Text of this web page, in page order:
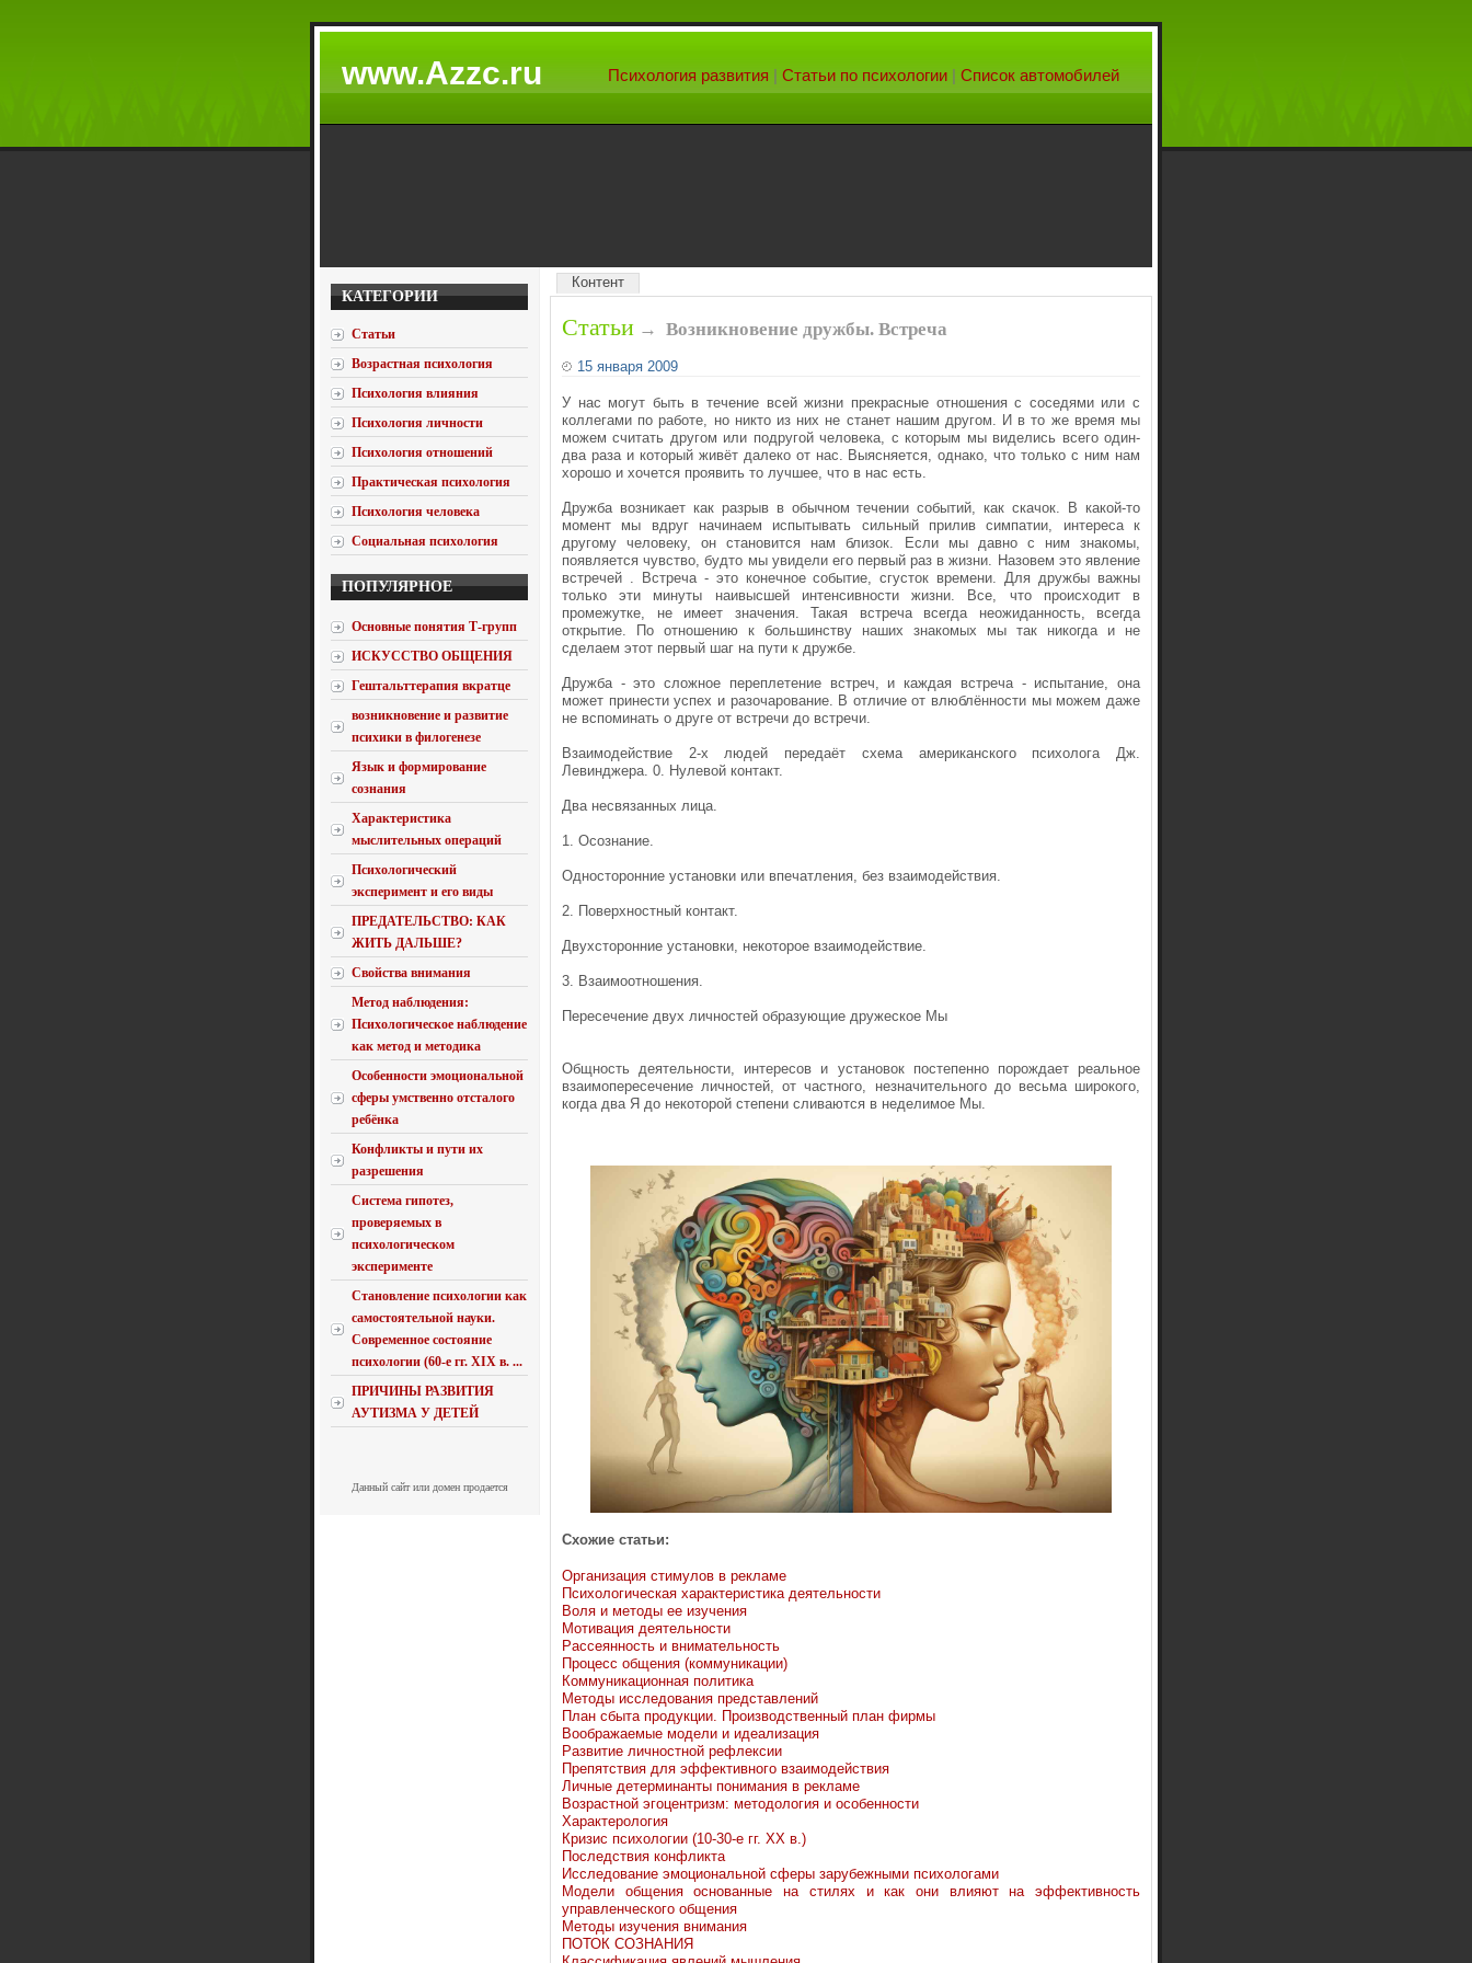
www.Azzc.ru Психология развития | Статьи по психологии | Список автомобилей
КАТЕГОРИИ
Статьи
Возрастная психология
Психология влияния
Психология личности
Психология отношений
Практическая психология
Психология человека
Социальная психология
ПОПУЛЯРНОЕ
Основные понятия Т-групп
ИСКУССТВО ОБЩЕНИЯ
Гештальттерапия вкратце
возникновение и развитие
психики в филогенезе
Язык и формирование
сознания
Характеристика
мыслительных операций
Психологический
эксперимент и его виды
ПРЕДАТЕЛЬСТВО: КАК
ЖИТЬ ДАЛЬШЕ?
Свойства внимания
Метод наблюдения:
Психологическое наблюдение
как метод и методика
Особенности эмоциональной
сферы умственно отсталого
ребёнка
Конфликты и пути их
разрешения
Система гипотез,
проверяемых в
психологическом
эксперименте
Становление психологии как
самостоятельной науки.
Современное состояние
психологии (60-е гг. XIX в. ...
ПРИЧИНЫ РАЗВИТИЯ
АУТИЗМА У ДЕТЕЙ
Данный сайт или домен продается
Контент
Статьи → Возникновение дружбы. Встреча
15 января 2009
У нас могут быть в течение всей жизни прекрасные отношения с соседями или с
коллегами по работе, но никто из них не станет нашим другом. И в то же время мы
можем считать другом или подругой человека, с которым мы виделись всего один-
два раза и который живёт далеко от нас. Выясняется, однако, что только с ним нам
хорошо и хочется проявить то лучшее, что в нас есть.
Дружба возникает как разрыв в обычном течении событий, как скачок. В какой-то
момент мы вдруг начинаем испытывать сильный прилив симпатии, интереса к
другому человеку, он становится нам близок. Если мы давно с ним знакомы,
появляется чувство, будто мы увидели его первый раз в жизни. Назовем это явление
встречей . Встреча - это конечное событие, сгусток времени. Для дружбы важны
только эти минуты наивысшей интенсивности жизни. Все, что происходит в
промежутке, не имеет значения. Такая встреча всегда неожиданность, всегда
открытие. По отношению к большинству наших знакомых мы так никогда и не
сделаем этот первый шаг на пути к дружбе.
Дружба - это сложное переплетение встреч, и каждая встреча - испытание, она
может принести успех и разочарование. В отличие от влюблённости мы можем даже
не вспоминать о друге от встречи до встречи.
Взаимодействие 2-х людей передаёт схема американского психолога Дж.
Левинджера. 0. Нулевой контакт.
Два несвязанных лица.
1. Осознание.
Односторонние установки или впечатления, без взаимодействия.
2. Поверхностный контакт.
Двухсторонние установки, некоторое взаимодействие.
3. Взаимоотношения.
Пересечение двух личностей образующие дружеское Мы
Общность деятельности, интересов и установок постепенно порождает реальное
взаимопересечение личностей, от частного, незначительного до весьма широкого,
когда два Я до некоторой степени сливаются в неделимое Мы.
Схожие статьи:
Организация стимулов в рекламе
Психологическая характеристика деятельности
Воля и методы ее изучения
Мотивация деятельности
Рассеянность и внимательность
Процесс общения (коммуникации)
Коммуникационная политика
Методы исследования представлений
План сбыта продукции. Производственный план фирмы
Воображаемые модели и идеализация
Развитие личностной рефлексии
Препятствия для эффективного взаимодействия
Личные детерминанты понимания в рекламе
Возрастной эгоцентризм: методология и особенности
Характерология
Кризис психологии (10-30-е гг. XX в.)
Последствия конфликта
Исследование эмоциональной сферы зарубежными психологами
Модели общения основанные на стилях и как они влияют на эффективность
управленческого общения
Методы изучения внимания
ПОТОК СОЗНАНИЯ